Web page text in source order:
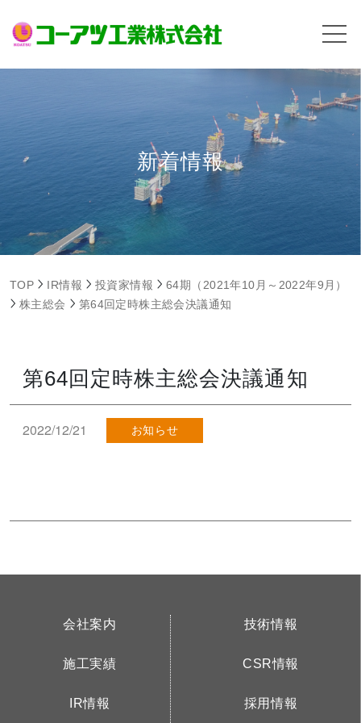
新着情報
TOP IR情報 投資家情報
64期（2021年10月～2022年9月）
株主総会
第64回定時株主総会決議通知
第64回定時株主総会決議通知
2022/12/21 お知らせ
会社案内
施工実績
IR情報
技術情報
CSR情報
採用情報